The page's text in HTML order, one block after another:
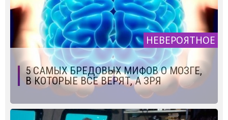
НЕВЕРОЯТНОЕ
5 САМЫХ БРЕДОВЫХ МИФОВ О МОЗГЕ,
В КОТОРЫЕ ВСЕ ВЕРЯТ, А ЗРЯ